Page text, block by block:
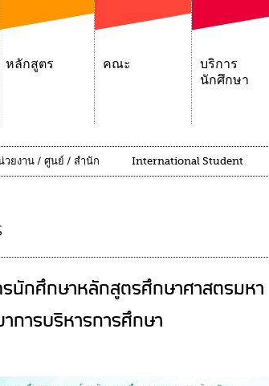
หลักสูตร คณะ
บริการ
นักศึกษา
วยงาน / ศูนย์ / สำนัก International Student
นักศึกษาหลักสูตรศึกษาศาสตรมหา
การบริหารการศึกษา